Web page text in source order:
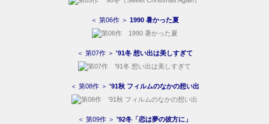
＜ 第06作 ＞ 1990 暑かった夏
＜ 第07作 ＞ '91冬 想い出は美しすぎて
＜ 第08作 ＞ '91秋 フィルムのなかの想い出
＜ 第09作 ＞ '92冬「恋は夢の彼方に」